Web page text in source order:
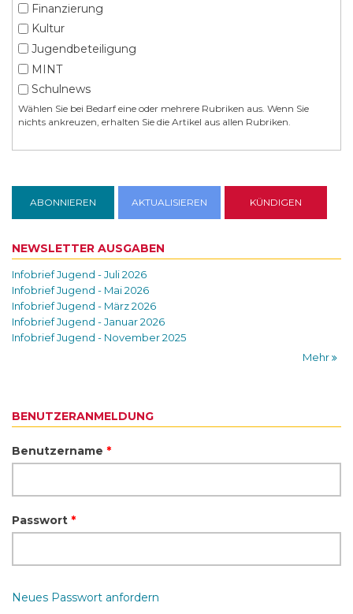
Finanzierung
Kultur
Jugendbeteiligung
MINT
Schulnews
Wählen Sie bei Bedarf eine oder mehrere Rubriken aus. Wenn Sie
nichts ankreuzen, erhalten Sie die Artikel aus allen Rubriken.
NEWSLETTER AUSGABEN
Infobrief Jugend - Juli 2026
Infobrief Jugend - Mai 2026
Infobrief Jugend - März 2026
Infobrief Jugend - Januar 2026
Infobrief Jugend - November 2025
Mehr
BENUTZERANMELDUNG
Benutzername *
Passwort *
Neues Passwort anfordern